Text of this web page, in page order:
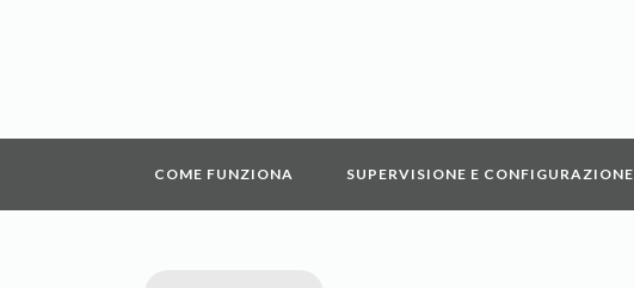
COME FUNZIONA SUPERVISIONE E CONFIGURAZIONE